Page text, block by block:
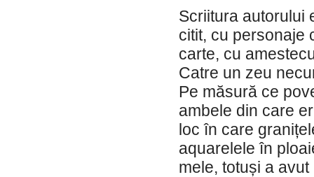
Scriitura autorului
citit, cu personaje
carte, cu
Catre un zeu
Pe măsură ce
ambele din care
loc în care
aquarelele în
mele, totuși a